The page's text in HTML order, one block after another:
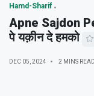
Hamd-Sharif
Apne Sajdon
पे यक़ीन दे हमको
DEC 05, 2024 2 MINS READ